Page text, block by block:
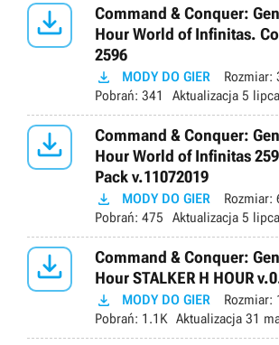

Command & Conquer:
Hour World of Infinitas.
2596
 MODY DO GIER Rozmiar:
Pobrań: 341 Aktualizacja 5

Command & Conquer:
Hour World of Infinitas
Pack v.11072019
 MODY DO GIER Rozmiar:
Pobrań: 475 Aktualizacja 5

Command & Conquer:
Hour STALKER H HOUR
 MODY DO GIER Rozmiar:
Pobrań: 1.1K Aktualizacja 31